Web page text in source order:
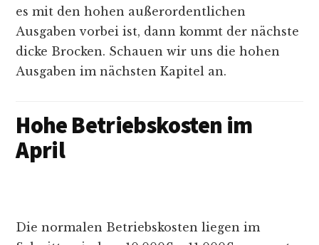
es mit den hohen außerordentlichen
Ausgaben vorbei ist, dann kommt der nächste
dicke Brocken. Schauen wir uns die hohen
Ausgaben im nächsten Kapitel an.
Hohe Betriebskosten im
April
Die normalen Betriebskosten liegen im